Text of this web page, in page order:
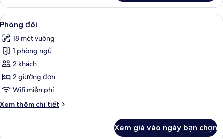
Phòng
đôi
Tiêu
chuẩn
Xem
tất
cả
ảnh
Phòng
đôi
Phòng đôi | Truy cập Internet
48
Phòng đôi
18 mét vuông
1 phòng ngủ
2 khách
2 giường đơn
Wifi miễn phí
Xem thêm chi tiết
Chi
Xem giá vào ngày bạn chọn